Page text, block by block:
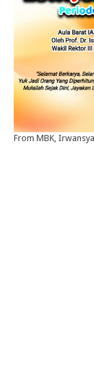
From MBK,